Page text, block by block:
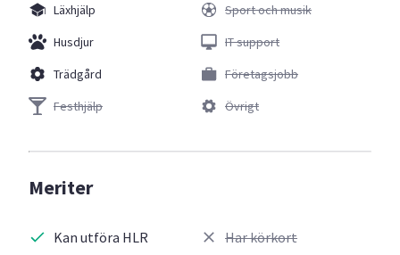
Läxhjälp
Husdjur
Trädgård
Festhjälp
Sport och musik
IT support
Företagsjobb
Övrigt
Meriter
Kan utföra HLR Har körkort